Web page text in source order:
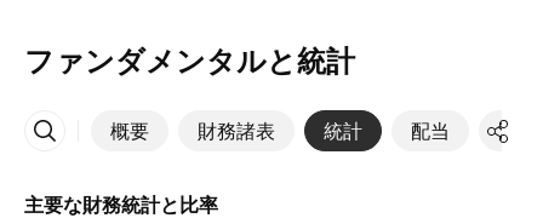
ファンダメンタルと統計
概要 財務諸表 統計 配当 決算
その他
主要な財務統計と比率